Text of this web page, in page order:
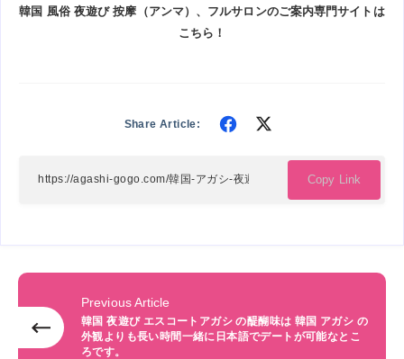
韓国 風俗 夜遊び 按摩（アンマ）、フルサロンのご案内専門サイトは
こちら！
Share Article: Share
Facebook Copy Link
Previous Article
韓国 夜遊び エスコートアガシ の醍醐味は 韓国 アガシ の
外観よりも長い時間一緒に日本語でデートが可能なとこ
ろです。